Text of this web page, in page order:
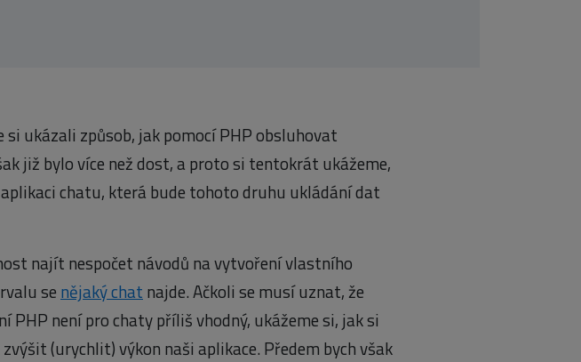
si ukázali způsob, jak pomocí PHP obsluhovat
již bylo více než dost, a proto si tentokrát ukážeme,
chatu, která bude tohoto druhu ukládání dat
najít nespočet návodů na vytvoření vlastního
se nějaký chat najde. Ačkoli se musí uznat, že
PHP není pro chaty příliš vhodný, ukážeme si, jak si
(urychlit) výkon naši aplikace. Předem bych však